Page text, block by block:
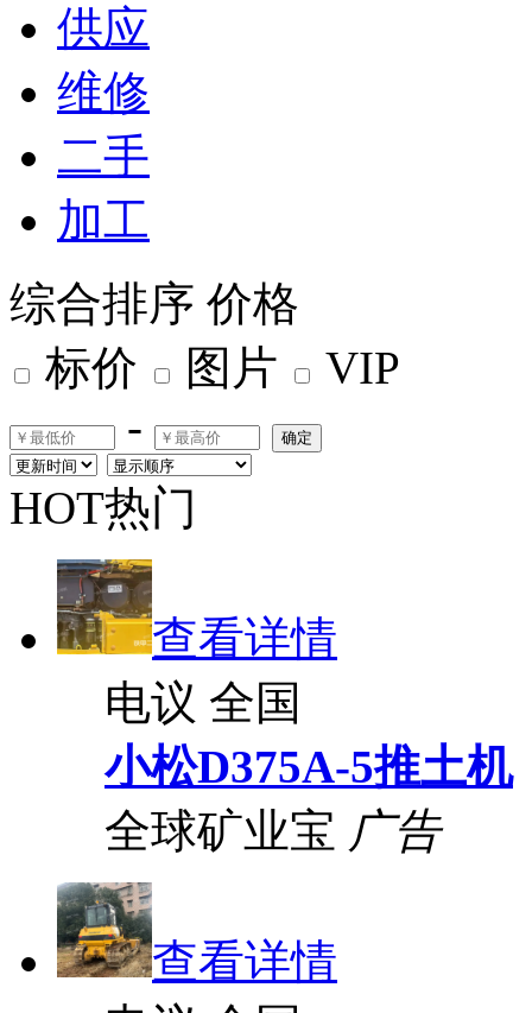
供应
维修
二手
加工
综合排序 价格
标价
图片
VIP
-
确定
HOT热门
查看详情
电议 全国
小松D375A-5推土机
全球矿业宝 广告
查看详情